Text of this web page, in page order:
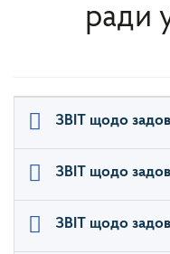
ради
ЗВІТ щодо
ЗВІТ щодо
ЗВІТ щодо